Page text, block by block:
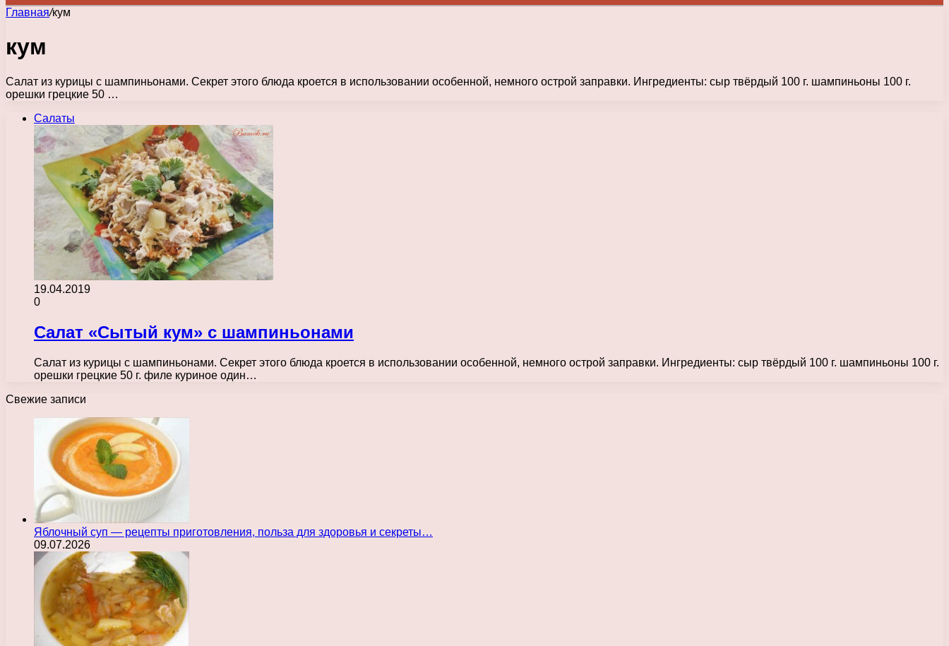
Главная/кум
кум
Салат из курицы с шампиньонами. Секрет этого блюда кроется в использовании особенной, немного острой заправки. Ингредиенты: сыр твёрдый 100 г. шампиньоны 100 г.
орешки грецкие 50 …
Салаты
19.04.2019
0
Салат «Сытый кум» с шампиньонами
Салат из курицы с шампиньонами. Секрет этого блюда кроется в использовании особенной, немного острой заправки. Ингредиенты: сыр твёрдый 100 г. шампиньоны 100 г.
орешки грецкие 50 г. филе куриное один…
Свежие записи
Яблочный суп — рецепты приготовления, польза для здоровья и секреты…
09.07.2026